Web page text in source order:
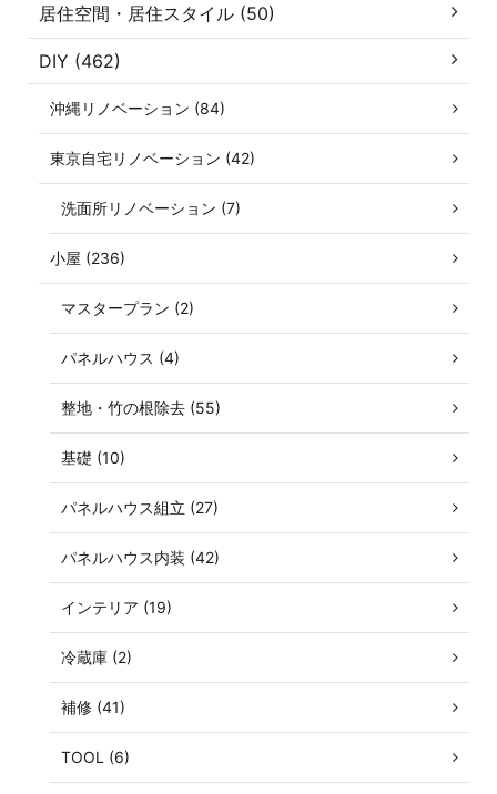
居住空間・居住スタイル (50)
DIY (462)
沖縄リノベーション (84)
東京自宅リノベーション (42)
洗面所リノベーション (7)
小屋 (236)
マスタープラン (2)
パネルハウス (4)
整地・竹の根除去 (55)
基礎 (10)
パネルハウス組立 (27)
パネルハウス内装 (42)
インテリア (19)
冷蔵庫 (2)
補修 (41)
TOOL (6)